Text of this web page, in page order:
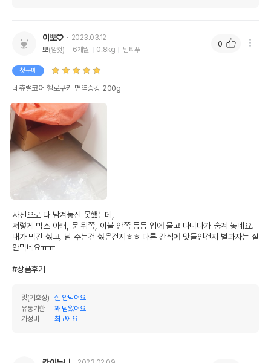
이뽀♡
2023.03.12
뽀(암컷) 6개월 0.8kg 말티푸
첫구매
네츄럴코어 헬로쿠키 면역증강 200g
사진으로 다 남겨놓진 못했는데,
저렇게 박스 아래, 문 뒤쪽, 이불 안쪽 등등 입에 물고 다니다가 숨겨 놓네요.
내가 먹긴 싫고, 남 주는건 싫은건지ㅎㅎ 다른 간식에 맛들인건지 별과자는 잘
안먹네요ㅠㅠ
#상품후기
맛(기호성)
잘 안먹어요
유통기한
꽤 남았어요
가성비
최고에요
0